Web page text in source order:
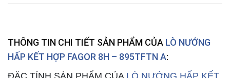
THÔNG TIN CHI TIẾT SẢN PHẨM CỦA LÒ NƯỚNG
HẤP KẾT HỢP FAGOR 8H – 895TFTN A: